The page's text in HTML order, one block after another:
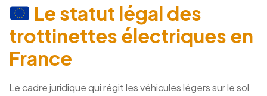
Le statut légal des
trottinettes électriques en
France
Le cadre juridique qui régit les véhicules légers sur le sol